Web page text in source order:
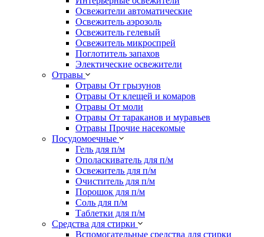
Освежители автоматические
Освежитель аэрозоль
Освежитель гелевый
Освежитель микроспрей
Поглотитель запахов
Электические освежители
Отравы
Отравы От грызунов
Отравы От клещей и комаров
Отравы От моли
Отравы От тараканов и муравьев
Отравы Прочие насекомые
Посудомоечные
Гель для п/м
Ополаскиватель для п/м
Освежитель для п/м
Очиститель для п/м
Порошок для п/м
Соль для п/м
Таблетки для п/м
Средства для стирки
Вспомогательные средства для стирки